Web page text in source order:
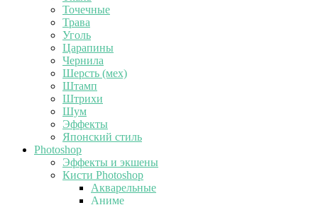
Точечные
Трава
Уголь
Царапины
Чернила
Шерсть (мех)
Штамп
Штрихи
Шум
Эффекты
Японский стиль
Photoshop
Эффекты и экшены
Кисти Photoshop
Акварельные
Аниме